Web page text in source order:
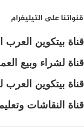
قنواتنا على التيليغرام
قناة بيتكوين العرب
قناة لشراء وبيع
قناة بيتكوين العرب
قناة النقاشات